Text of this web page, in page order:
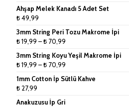
Jüt İpler
Küpe ve Toka Aparatları
Ponpon Makinesi
Tığlar ve Şişler
aldı
Ahşap Melek Kanadı 5 Adet Set
₺49,99
3mm String Peri Tozu Makrome İpi
₺19,99 –₺ 70,99
₺ 19,99
₺ 70,99
3mm String Koyu Yeşil Makrome İpi
₺19,99 –₺ 70,99
₺ 19,99
1mm Cotton İp Sütlü Kahve
₺ 27,99
Anakuzusu İp Gri